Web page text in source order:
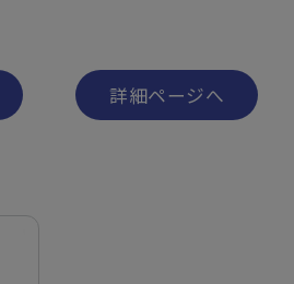
詳細ページへ